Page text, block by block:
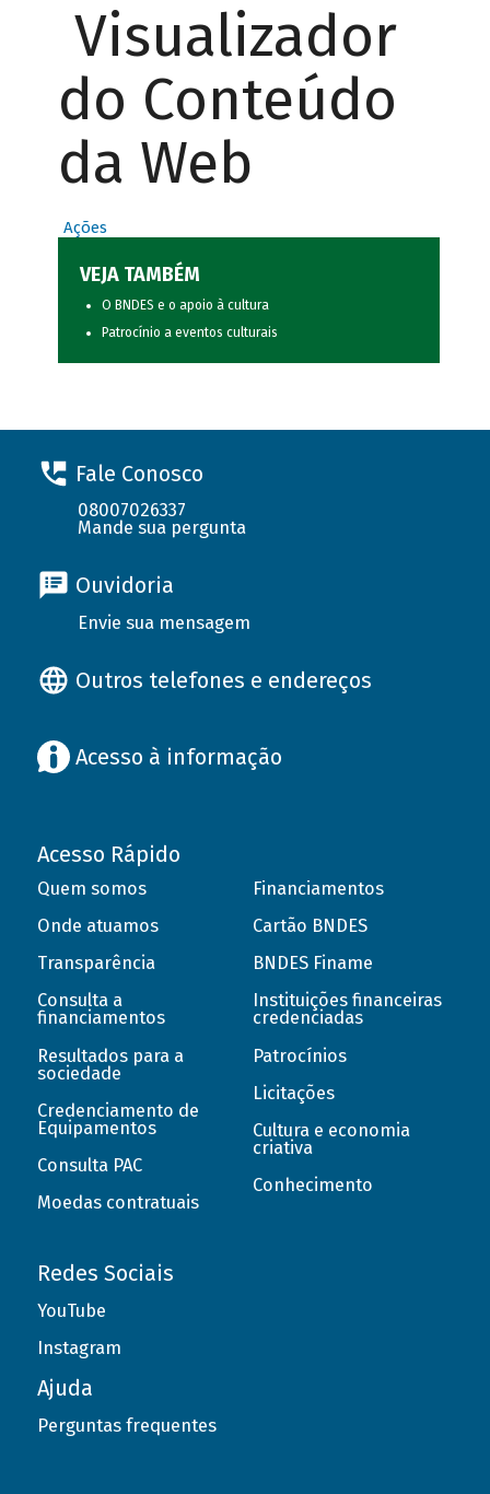
Visualizador
do Conteúdo
da Web
Ações
VEJA TAMBÉM
O BNDES e o apoio à cultura
Patrocínio a eventos culturais
Fale Conosco
08007026337
Mande sua pergunta
Ouvidoria
Envie sua mensagem
Outros telefones e endereços
Acesso à informação
Acesso Rápido
Quem somos
Onde atuamos
Transparência
Consulta a
financiamentos
Resultados para a
sociedade
Credenciamento de
Equipamentos
Consulta PAC
Moedas contratuais
Financiamentos
Cartão BNDES
BNDES Finame
Instituições financeiras
credenciadas
Patrocínios
Licitações
Cultura e economia
criativa
Conhecimento
Redes Sociais
YouTube
Instagram
Ajuda
Perguntas frequentes